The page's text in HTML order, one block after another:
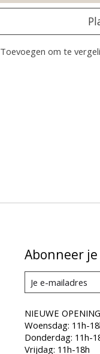
Toevoegen om te
Abonneer
NIEUWE
Woensdag: 11h-
Donderdag: 11h-
Vrijdag: 11h-18h